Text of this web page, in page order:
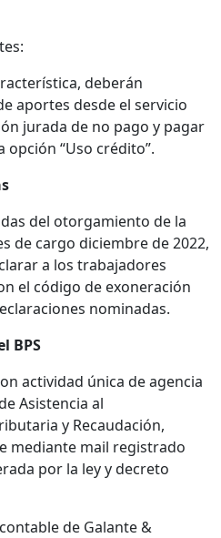
deberán
aportes desde el servicio
jurada de no pago y pagar
opción “Uso crédito”.
del otorgamiento de la
de cargo diciembre de 2022,
a los trabajadores
el código de exoneración
nominadas.
BPS
actividad única de agencia
Asistencia al
y Recaudación,
mediante mail registrado
por la ley y decreto
de Galante &